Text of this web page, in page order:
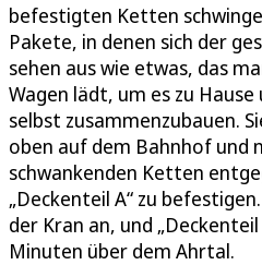
befestigten Ketten
Pakete, in denen sich der
sehen aus wie etwas, das
Wagen lädt, um es zu
selbst zusammenzubauen.
oben auf dem Bahnhof und
schwankenden Ketten
„Deckenteil A“ zu
der Kran an, und
Minuten über dem Ahrtal.